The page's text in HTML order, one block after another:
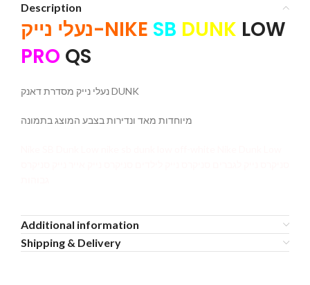
Description
נעלי נייק-NIKE SB DUNK LOW
PRO QS
נעלי נייק מסדרת דאנק DUNK
מיוחדות מאד ונדירות בצבע המוצג בתמונה
Additional information
Shipping & Delivery